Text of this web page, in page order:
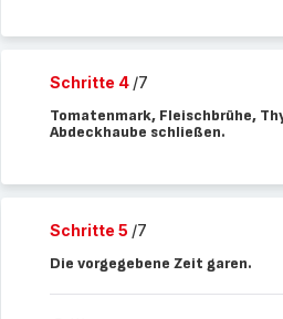
Schritte 4 /7
Tomatenmark, Fleischbrühe,
Abdeckhaube schließen.
Schritte 5 /7
Die vorgegebene Zeit garen.